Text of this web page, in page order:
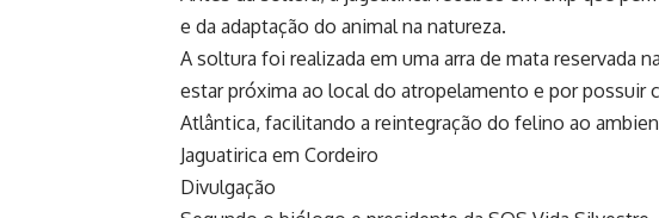
e da adaptação do animal na natureza.
A soltura foi realizada em uma arra de mata reservada
estar próxima ao local do atropelamento e por
Atlântica, facilitando a reintegração do felino ao
Jaguatirica em Cordeiro
Divulgação